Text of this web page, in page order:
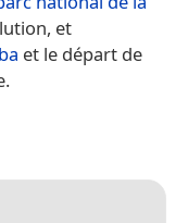
et
et le départ de